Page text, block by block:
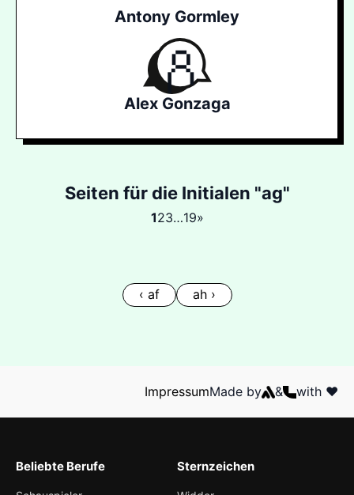
Antony Gormley
Alex Gonzaga
Seiten für die Initialen "ag"
123…19»
‹ af ah ›
ImpressumMade by & with ❤️
Beliebte Berufe Sternzeichen